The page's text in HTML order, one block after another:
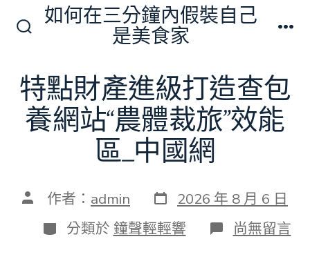
切
換
開
關
如何在三分鐘內假裝自己
是美食家
特點財產進級打造查包
養網站“農體裁旅”效能
區_中國網
文 作者： admin 發
表
日
期
2026 年 8 月 6 日
分
類
分類於 鐘聲輕輕響 在
〈特
尚無留言